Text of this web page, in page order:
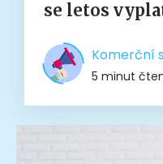
se letos
Komerční
5 minut